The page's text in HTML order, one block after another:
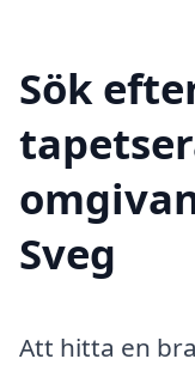
Sök
Sveg
Att hitta en